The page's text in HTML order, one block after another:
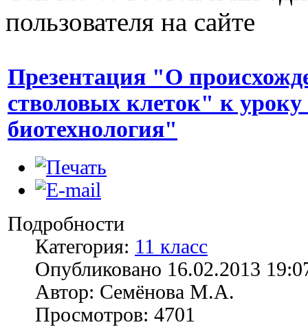
пользователя на сайте
Презентация "О
стволовых клеток" к
биотехнология"
Подробности
Категория: 11 класс
Опубликовано 16.02.2013
Автор: Семёнова М.А.
Просмотров: 4701